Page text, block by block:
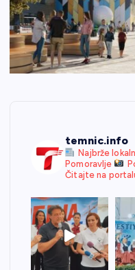
temnic.info
Najbrže
Pomoravlje
Čitajte na